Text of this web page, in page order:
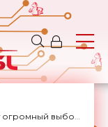
Интернет портал Mobzilla.su предлагает огромный выбор новостей с доставкой на дом.